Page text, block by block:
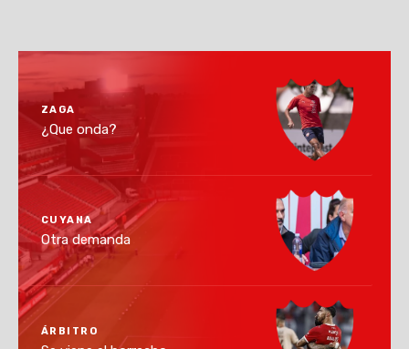
ZAGA
¿Que onda?
CUYANA
Otra demanda
ÁRBITRO